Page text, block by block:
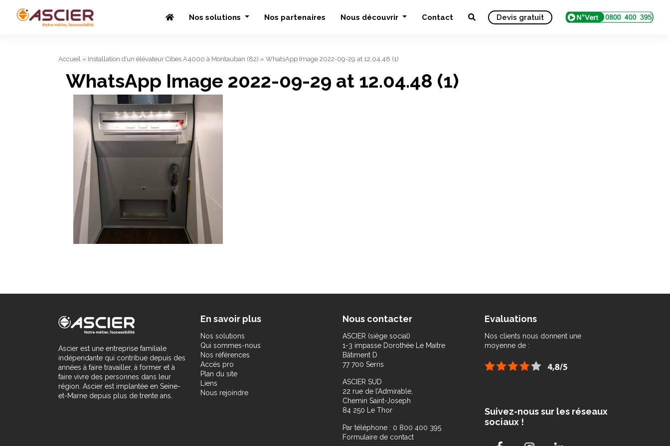
Nos solutions Nos partenaires Nous découvrir Contact Devis gratuit
Accueil » Installation d’un élévateur Cibes A4000 à Montauban (82) » WhatsApp Image 2022-09-29 at 12.04.48 (1)
WhatsApp Image 2022-09-29 at 12.04.48 (1)
Ascier est une entreprise familiale
indépendante qui contribue depuis des
années à faire travailler, à former et à
faire vivre des personnes dans leur
région. Ascier est implantée en Seine-
et-Marne depuis plus de trente ans.
En savoir plus
Nos solutions
Qui sommes-nous
Nos références
Accès pro
Plan du site
Liens
Nous rejoindre
Nous contacter
ASCIER (siège social)
1-3 impasse Dorothée Le Maitre
Bâtiment D
77 700 Serris
ASCIER SUD
22 rue de l’Admirable,
Chemin Saint-Joseph
84 250 Le Thor
Par téléphone : 0 800 400 395
Formulaire de contact
Evaluations
Nos clients nous donnent une
moyenne de :
Suivez-nous sur les réseaux
sociaux !